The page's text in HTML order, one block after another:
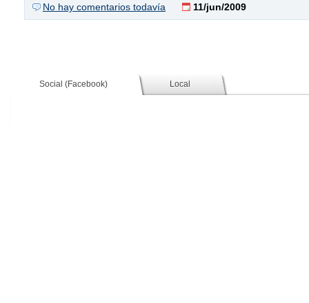
No hay comentarios todavía 11/jun/2009
Social (Facebook) Local